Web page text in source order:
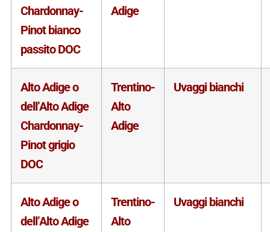
Chardonnay-
Pinot bianco
passito DOC
Adige
Alto Adige o
dell’Alto Adige
Chardonnay-
Pinot grigio
DOC
Trentino-
Alto
Adige
Uvaggi bianchi
Alto Adige o
dell’Alto Adige
Trentino-
Alto
Uvaggi bianchi